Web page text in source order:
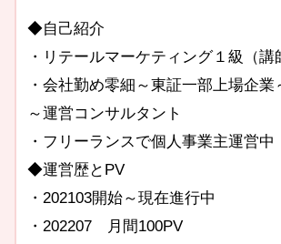
◆自己紹介
・リテールマーケティング１級（講
・会社勤め零細～東証一部上場企業
～運営コンサルタント
・フリーランスで個人事業主運営中
◆運営歴とPV
・202103開始～現在進行中
・202207 月間100PV